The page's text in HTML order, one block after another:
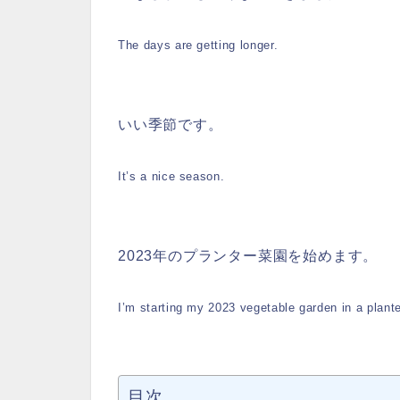
The days are getting longer.
いい季節です。
It’s a nice season.
2023年のプランター菜園を始めます。
I’m starting my 2023 vegetable garden in a